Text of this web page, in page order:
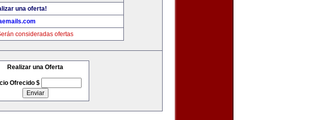
una oferta!
consideradas ofertas
Realizar una Oferta
Ofrecido $